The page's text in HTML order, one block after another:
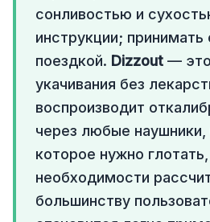
сонливостью и
инструкции;
поездкой. Dizzout —
укачивания без
воспроизводит
через любые наушники,
которое нужно
необходимости
большинству